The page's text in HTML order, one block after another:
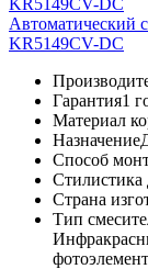
Автоматический
KR5149CV-DC
Гарантия1
Материал
Назначение
Способ
Стилистика
Страна
Тип